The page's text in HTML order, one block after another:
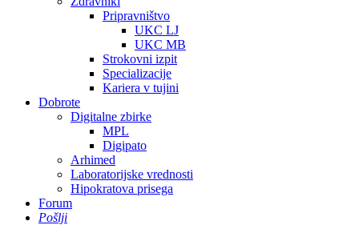
Pripravništvo
UKC LJ
UKC MB
Strokovni izpit
Specializacije
Kariera v tujini
Dobrote
Digitalne zbirke
MPL
Digipato
Arhimed
Laboratorijske vrednosti
Hipokratova prisega
Forum
Pošlji